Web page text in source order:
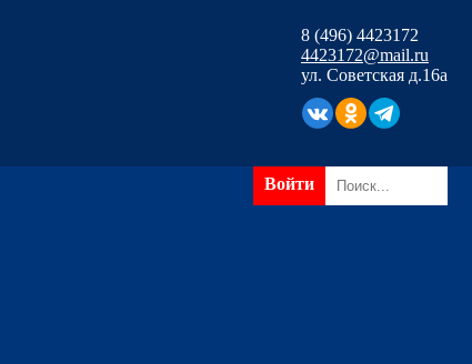
8 (496) 4423172
4423172@mail.ru
ул. Советская д.16а
Войти